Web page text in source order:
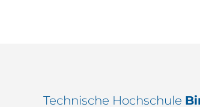
Technische Hochschule